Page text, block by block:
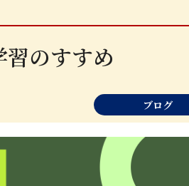
習のすすめ
ブログ